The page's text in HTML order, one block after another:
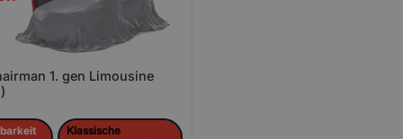
1. gen Limousine
Klassische